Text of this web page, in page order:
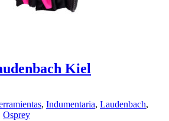
Kiel
, Indumentaria, Laudenbach,
Osprey